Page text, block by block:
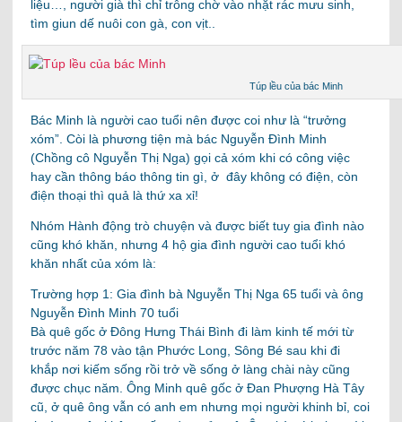
liệu…, người già thì chỉ trông chờ vào nhặt rác mưu sinh,
tìm giun dế nuôi con gà, con vịt..
Túp lều của bác Minh
Bác Minh là người cao tuổi nên được coi như là “trưởng
xóm”. Còi là phương tiện mà bác Nguyễn Đình Minh
(Chồng cô Nguyễn Thị Nga) gọi cả xóm khi có công việc
hay cần thông báo thông tin gì, ở đây không có điện, còn
điện thoại thì quả là thứ xa xỉ!
Nhóm Hành động trò chuyện và được biết tuy gia đình nào
cũng khó khăn, nhưng 4 hộ gia đình người cao tuổi khó
khăn nhất của xóm là:
Trường hợp 1: Gia đình bà Nguyễn Thị Nga 65 tuổi và ông
Nguyễn Đình Minh 70 tuổi
Bà quê gốc ở Đông Hưng Thái Bình đi làm kinh tế mới từ
trước năm 78 vào tận Phước Long, Sông Bé sau khi đi
khắp nơi kiếm sống rồi trở về sống ở làng chài này cũng
được chục năm. Ông Minh quê gốc ở Đan Phượng Hà Tây
cũ, ở quê ông vẫn có anh em nhưng mọi người khinh bỉ, coi